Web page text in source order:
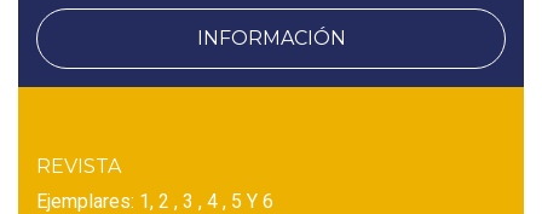
INFORMACIÓN
REVISTA
Ejemplares: 1, 2 , 3 , 4 , 5 Y 6